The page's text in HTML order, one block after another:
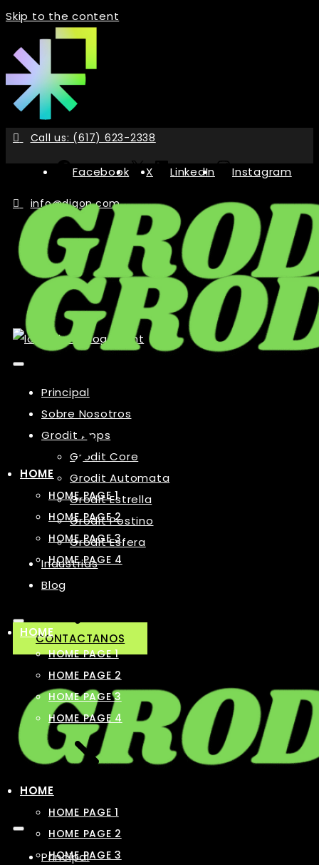
Skip to the content
Call us: (617) 623-2338
Facebook X LinkedIn Instagram
info@digon.com
Principal
Sobre Nosotros
Grodit Apps
Grodit Core
Grodit Automata
Grodit Estrella
Grodit Postino
Grodit Esfera
Industrias
Blog
CONTACTANOS
Principal
HOME
HOME PAGE 1
HOME PAGE 2
HOME PAGE 3
HOME PAGE 4
HOME
HOME PAGE 1
HOME PAGE 2
HOME PAGE 3
HOME PAGE 4
HOME
HOME PAGE 1
HOME PAGE 2
HOME PAGE 3